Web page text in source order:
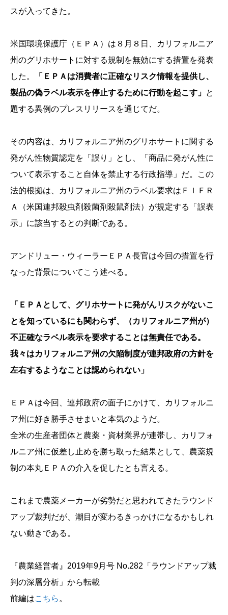
スが入ってきた。
米国環境保護庁（ＥＰＡ）は８月８日、カリフォルニア
州のグリホサートに対する規制を無効にする措置を発表
した。
「ＥＰＡは消費者に正確なリスク情報を提供し、
製品の偽ラベル表示を停止するために行動を起こす」 と
題する異例のプレスリリースを通じてだ。
その内容は、カリフォルニア州のグリホサートに関する
発がん性物質認定を「誤り」とし、「商品に発がん性に
ついて表示すること自体を禁止する行政指導」だ。この
法的根拠は、カリフォルニア州のラベル要求はＦＩＦＲ
Ａ（米国連邦殺虫剤殺菌剤殺鼠剤法）が規定する「誤表
示」に該当するとの判断である。
アンドリュー・ウィーラーＥＰＡ長官は今回の措置を行
なった背景についてこう述べる。
「ＥＰＡとして、グリホサートに発がんリスクがないこ
とを知っているにも関わらず、（カリフォルニア州が）
不正確なラベル表示を要求することは無責任である。
我々はカリフォルニア州の欠陥制度が連邦政府の方針を
左右するようなことは認められない」
ＥＰＡは今回、連邦政府の面子にかけて、カリフォルニ
ア州に好き勝手させまいと本気のようだ。
全米の生産者団体と農薬・資材業界が連帯し、カリフォ
ルニア州に仮差し止めを勝ち取った結果として、農薬規
制の本丸ＥＰＡの介入を促したとも言える。
これまで農薬メーカーが劣勢だと思われてきたラウンド
アップ裁判だが、潮目が変わるきっかけになるかもしれ
ない動きである。
『農業経営者』2019年9月号 No.282「ラウンドアップ裁
判の深層分析」から転載
前編はこちら 。